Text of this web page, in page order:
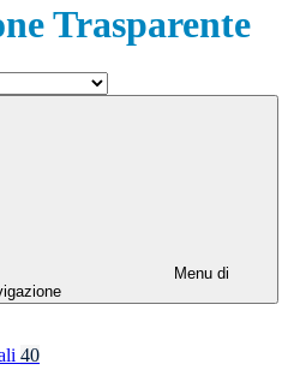
Trasparente
Menu di
40